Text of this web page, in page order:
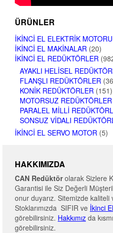
ÜRÜNLER
İKINCI EL ELEKTRIK MOTORU
İKINCI EL MAKINALAR (20)
İKINCI EL REDÜKTÖRLER
AYAKLI HELISEL
FLANŞLI REDÜKTÖRLER
KONIK REDÜKTÖRLER (151)
MOTORSUZ REDÜKTÖRLER
PARALEL MILLI
SONSUZ VIDALI
İKINCI EL SERVO MOTOR (5)
HAKKIMIZDA
CAN Redüktörolarak Sizlere
Garantisi ile Siz Değerli
onur duyarız. Sitemizde
Stoklarımızda SIFIR ve İkinci
görebilirsiniz. Hakkımız da
görebilirsiniz.